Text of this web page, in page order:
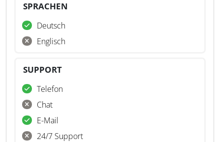
SPRACHEN
Deutsch
Englisch
SUPPORT
Telefon
Chat
E-Mail
24/7 Support